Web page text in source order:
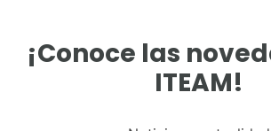
¡Conoce las
ITEAM!